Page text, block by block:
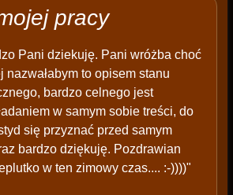
pracy
Pani dziekuję. Pani wróżba choć
nazwałabym to opisem stanu
bardzo celnego jest
w samym sobie treści, do
się przyznać przed samym
bardzo dziękuję. Pozdrawian
w ten zimowy czas.... :-))))"